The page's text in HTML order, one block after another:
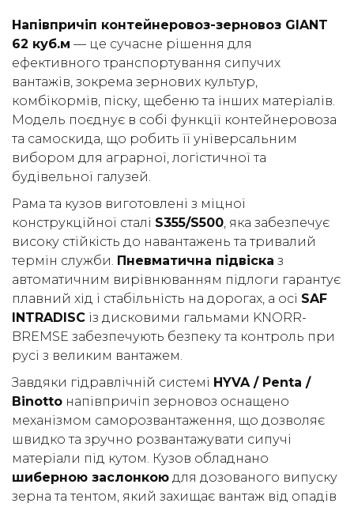
Напівпричіп контейнеровоз-зерновоз GIANT
62 куб.м — це сучасне рішення для
ефективного транспортування сипучих
вантажів, зокрема зернових культур,
комбікормів, піску, щебеню та інших матеріалів.
Модель поєднує в собі функції контейнеровоза
та самоскида, що робить її універсальним
вибором для аграрної, логістичної та
будівельної галузей.
Рама та кузов виготовлені з міцної
конструкційної сталі S355/S500, яка забезпечує
високу стійкість до навантажень та тривалий
термін служби. Пневматична підвіска з
автоматичним вирівнюванням підлоги гарантує
плавний хід і стабільність на дорогах, а осі SAF
INTRADISC із дисковими гальмами KNORR-
BREMSE забезпечують безпеку та контроль при
русі з великим вантажем.
Завдяки гідравлічній системі HYVA / Penta /
Binotto напівпричіп зерновоз оснащено
механізмом саморозвантаження, що дозволяє
швидко та зручно розвантажувати сипучі
матеріали під кутом. Кузов обладнано
шиберною заслонкою для дозованого випуску
зерна та тентом, який захищає вантаж від опадів